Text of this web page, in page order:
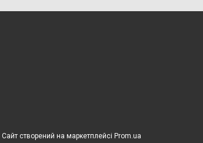
Сайт створений на маркетплейсі Prom.ua